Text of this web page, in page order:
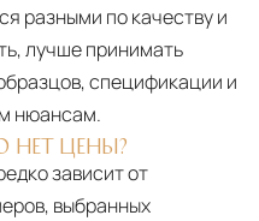
разными по качеству и
лучше принимать
спецификации и
нюансам.
НЕТ ЦЕНЫ?
зависит от
выбранных